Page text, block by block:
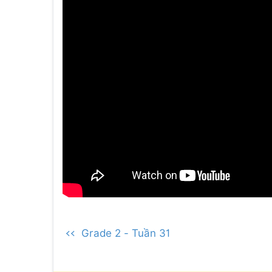
<< Grade 2 - Tuần 31